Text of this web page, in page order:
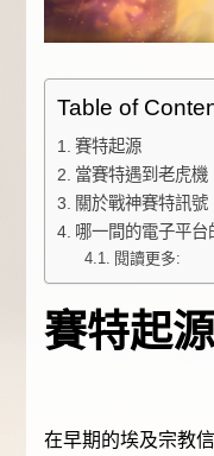
Table of
賽特起源
當賽特遇到老虎機
關於戰神賽特訊號
哪一間的電子平台
閱讀更多:
賽特起
在早期的埃及宗教